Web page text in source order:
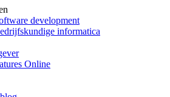
development
informatica
Online